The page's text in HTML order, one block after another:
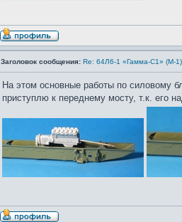
Заголовок сообщения: Re: 64Л6-1 «Гамма-С1» (М-
На этом основные работы по силовому
приступлю к переднему мосту, т.к. его